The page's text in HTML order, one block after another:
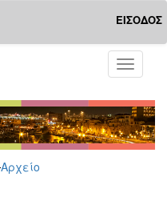
ΕΙΣΟΔΟΣ
Toggle
Αρχείο